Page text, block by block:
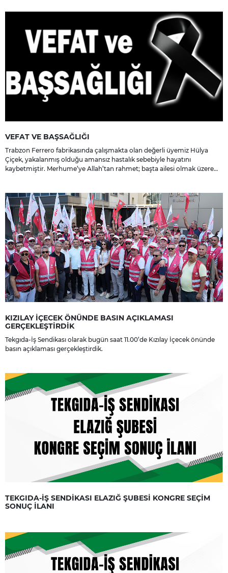
VEFAT VE BAŞSAĞLIĞI
Trabzon Ferrero fabrikasında çalışmakta olan değerli üyemiz Hülya
Çiçek, yakalanmış olduğu amansız hastalık sebebiyle hayatını
kaybetmiştir. Merhume’ye Allah’tan rahmet; başta ailesi olmak üzere
KIZILAY İÇECEK ÖNÜNDE BASIN AÇIKLAMASI
GERÇEKLEŞTİRDİK
Tekgıda-İş Sendikası olarak bugün saat 11.00’de Kızılay İçecek önünde
basın açıklaması gerçekleştirdik.
TEKGIDA-İŞ SENDİKASI ELAZIĞ ŞUBESİ KONGRE SEÇİM
SONUÇ İLANI